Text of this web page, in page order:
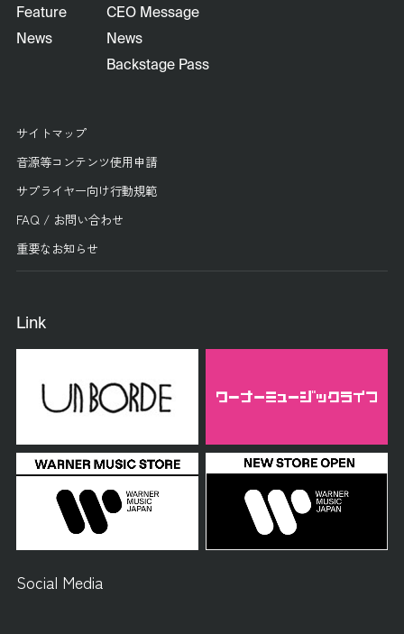
Feature
News
CEO Message
News
Backstage Pass
サイトマップ
音源等コンテンツ使用申請
サプライヤー向け行動規範
FAQ / お問い合わせ
重要なお知らせ
Link
Social Media